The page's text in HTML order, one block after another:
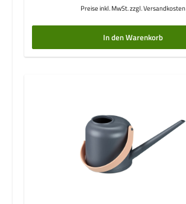
Preise inkl. MwSt. zzgl. Versandkosten
In den Warenkorb